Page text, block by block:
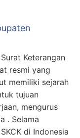
Keterangan
resmi yang
memiliki sejarah
tujuan
mengurus
. Selama
di Indonesia